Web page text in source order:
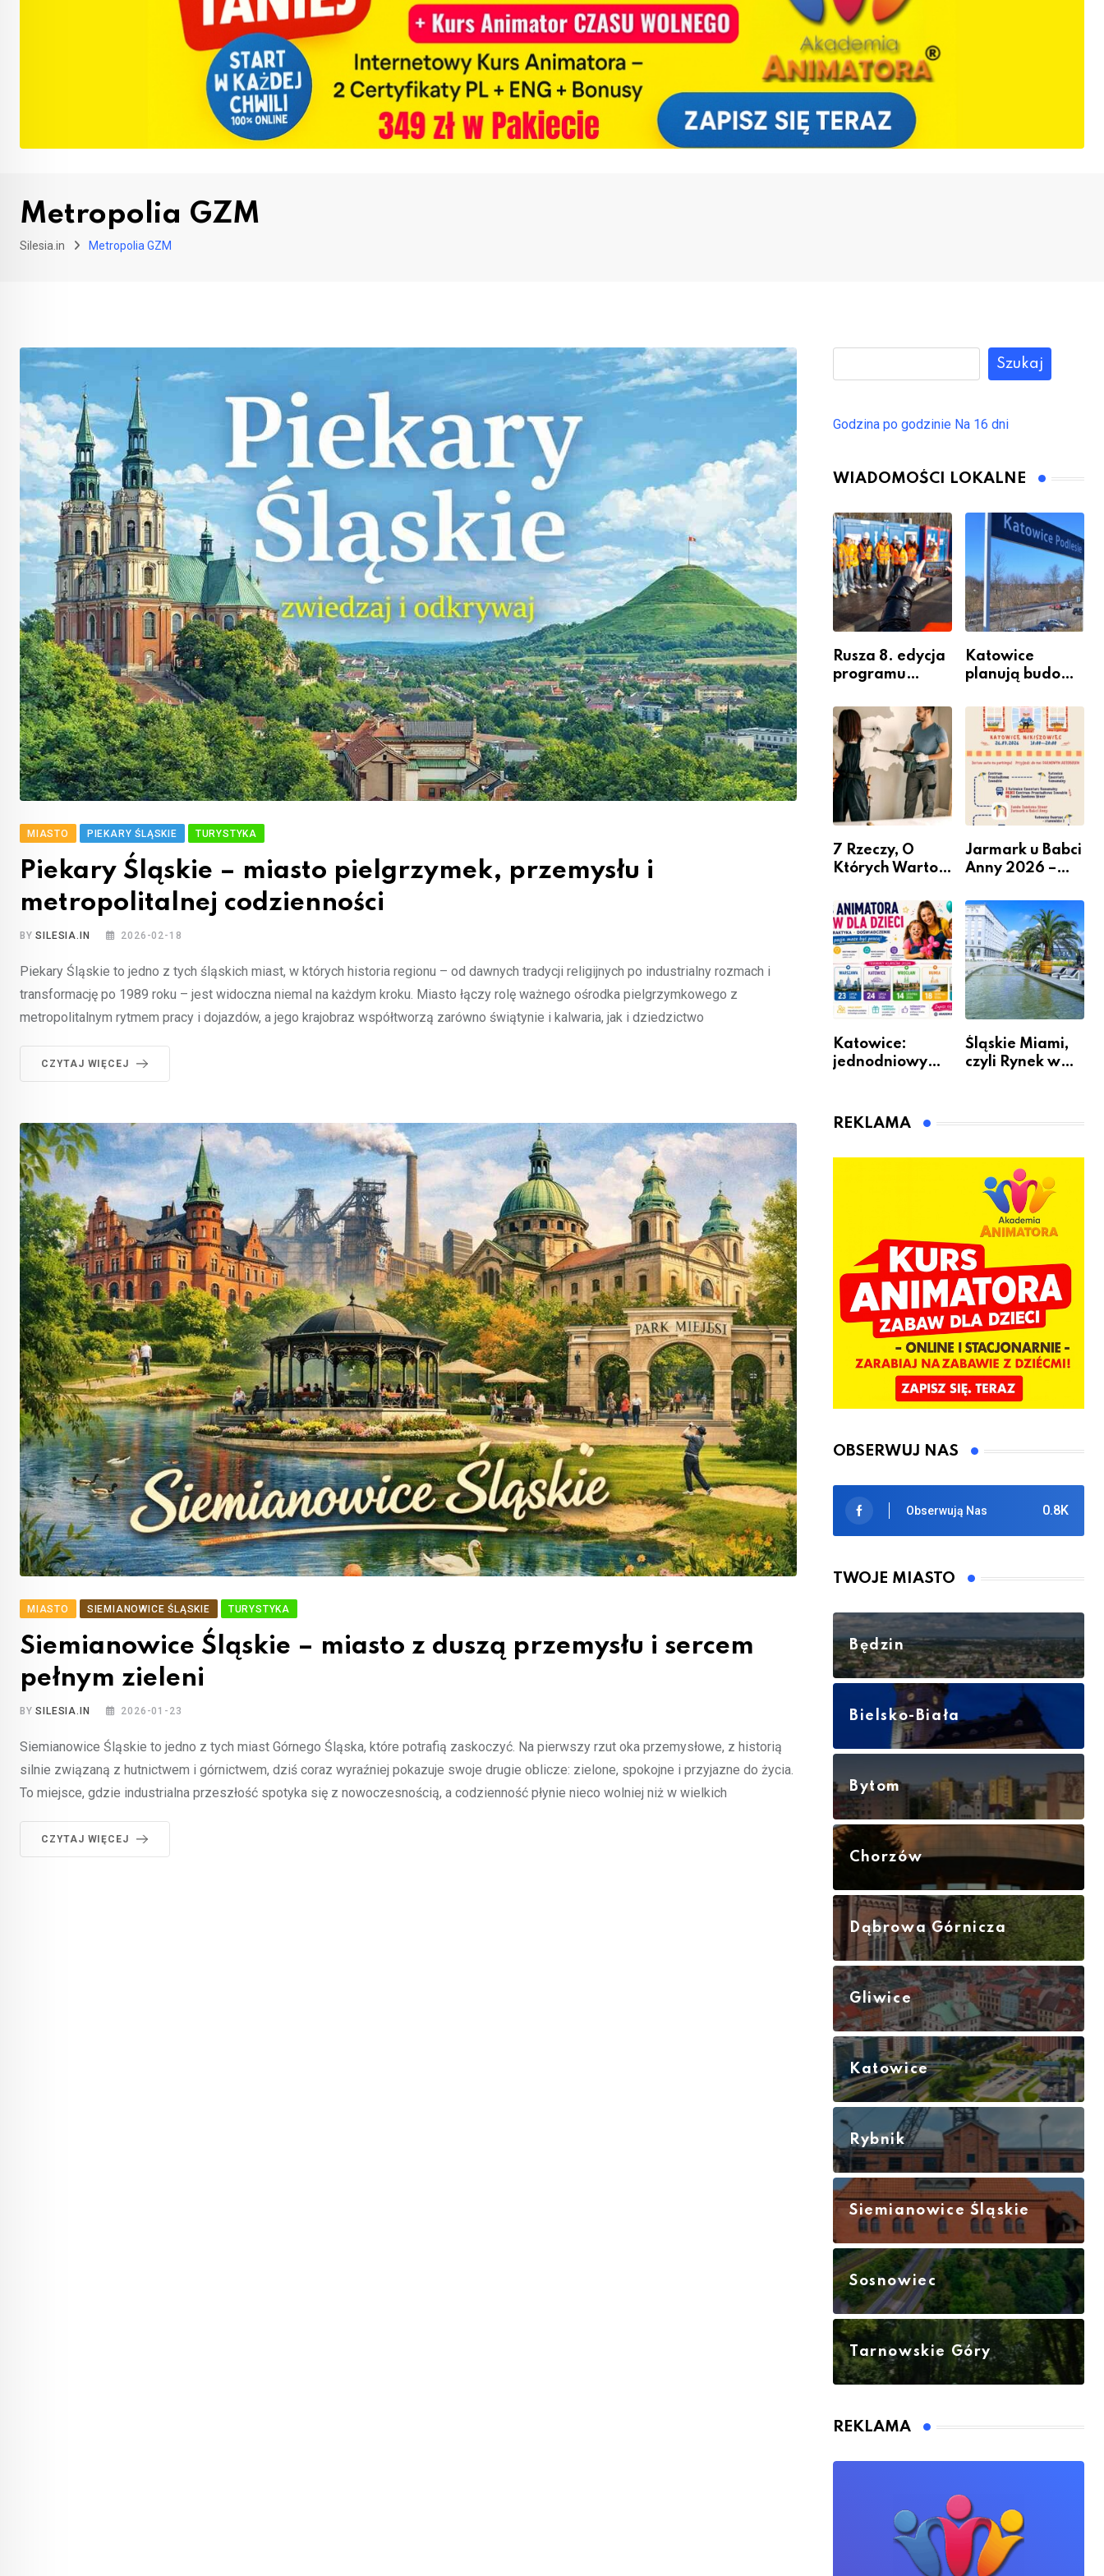
Metropolia GZM
Silesia.in Metropolia GZM
MIASTO PIEKARY ŚLĄSKIE TURYSTYKA
Piekary Śląskie – miasto pielgrzymek, przemysłu i
metropolitalnej codzienności
BYSILESIA.IN 2026-02-18
Piekary Śląskie to jedno z tych śląskich miast, w których historia regionu – od dawnych tradycji religijnych po industrialny rozmach i
transformację po 1989 roku – jest widoczna niemal na każdym kroku. Miasto łączy rolę ważnego ośrodka pielgrzymkowego z
metropolitalnym rytmem pracy i dojazdów, a jego krajobraz współtworzą zarówno świątynie i kalwaria, jak i dziedzictwo
CZYTAJ WIĘCEJ
MIASTO SIEMIANOWICE ŚLĄSKIE TURYSTYKA
Siemianowice Śląskie – miasto z duszą przemysłu i sercem
pełnym zieleni
BYSILESIA.IN 2026-01-23
Siemianowice Śląskie to jedno z tych miast Górnego Śląska, które potrafią zaskoczyć. Na pierwszy rzut oka przemysłowe, z historią
silnie związaną z hutnictwem i górnictwem, dziś coraz wyraźniej pokazuje swoje drugie oblicze: zielone, spokojne i przyjazne do życia.
To miejsce, gdzie industrialna przeszłość spotyka się z nowoczesnością, a codzienność płynie nieco wolniej niż w wielkich
CZYTAJ WIĘCEJ
Szukaj
Godzina po godzinie Na 16 dni
WIADOMOŚCI LOKALNE
Rusza 8. edycja
programu
Miastem
Fachowców” –
nabór dla
przedsiębiorców
Katowice
planują budowę
przesiadkoweg
o w Podlesiu
7 Rzeczy, O
Których Warto
Remontem
Mieszkania
Jarmark u Babci
Anny 2026 –
Katowice:
jednodniowy
animatora
Śląskie Miami,
czyli Rynek w
REKLAMA
OBSERWUJ NAS
0.8K
Obserwują Nas
TWOJE MIASTO
Będzin
Bielsko-Biała
Bytom
Chorzów
Dąbrowa Górnicza
Gliwice
Katowice
Rybnik
Siemianowice Śląskie
Sosnowiec
Tarnowskie Góry
REKLAMA